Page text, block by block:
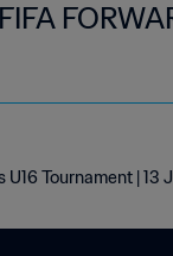
U16 Tournament | 13